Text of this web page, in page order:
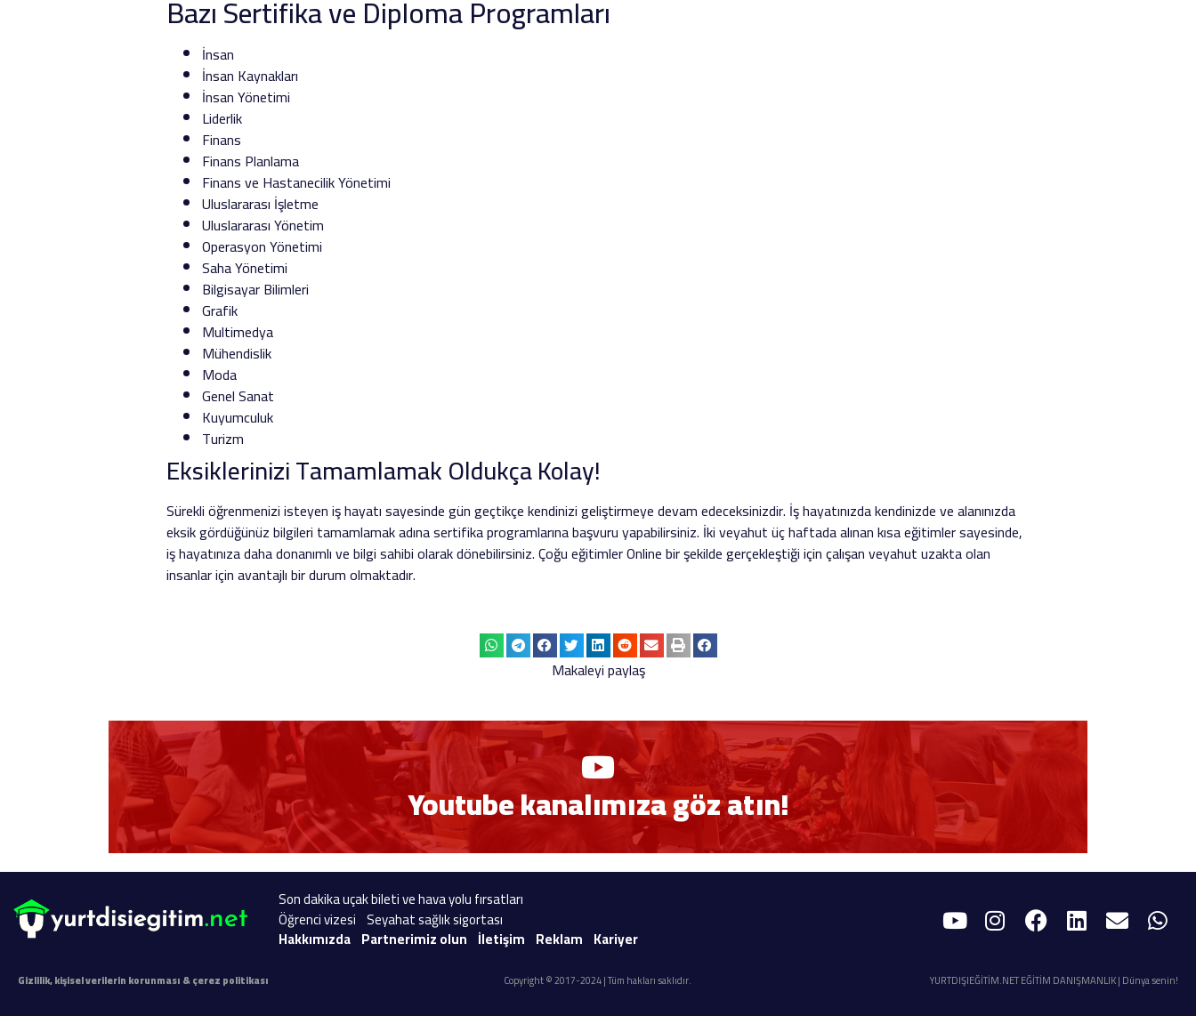
Bazı Sertifika ve Diploma Programları
İnsan
İnsan Kaynakları
İnsan Yönetimi
Liderlik
Finans
Finans Planlama
Finans ve Hastanecilik Yönetimi
Uluslararası İşletme
Uluslararası Yönetim
Operasyon Yönetimi
Saha Yönetimi
Bilgisayar Bilimleri
Grafik
Multimedya
Mühendislik
Moda
Genel Sanat
Kuyumculuk
Turizm
Eksiklerinizi Tamamlamak Oldukça Kolay!
Sürekli öğrenmenizi isteyen iş hayatı sayesinde gün geçtikçe kendinizi geliştirmeye devam edeceksinizdir. İş hayatınızda kendinizde ve alanınızda
eksik gördüğünüz bilgileri tamamlamak adına sertifika programlarına başvuru yapabilirsiniz. İki veyahut üç haftada alınan kısa eğitimler sayesinde,
iş hayatınıza daha donanımlı ve bilgi sahibi olarak dönebilirsiniz. Çoğu eğitimler Online bir şekilde gerçekleştiği için çalışan veyahut uzakta olan
insanlar için avantajlı bir durum olmaktadır.
Makaleyi paylaş
Youtube kanalımıza göz atın!
Son dakika uçak bileti ve hava yolu fırsatları
Öğrenci vizesi Seyahat sağlık sigortası
Hakkımızda Partnerimiz olun İletişim Reklam Kariyer
Gizlilik, kişisel verilerin korunması & çerez politikası Copyright © 2017-2024 | Tüm hakları saklıdır. YURTDIŞIEĞİTİM.NET EĞİTİM DANIŞMANLIK | Dünya senin!